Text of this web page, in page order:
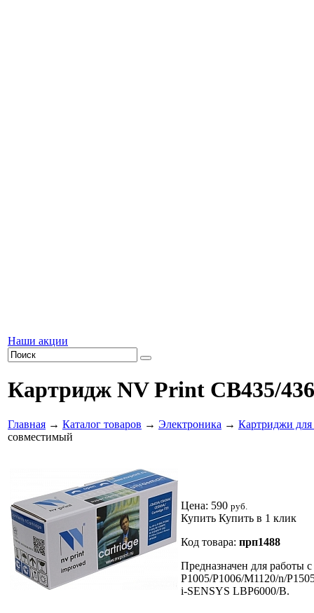
Наши акции
Картридж NV Print CB435/
Главная → Каталог товаров → Электроника → Картриджи для
совместимый
Цена: 590 руб.
Купить Купить в 1 клик
Код товара: прп1488
Предназначен для работы
P1005/P1006/M1120/n/
i-SENSYS LBP6000/B.